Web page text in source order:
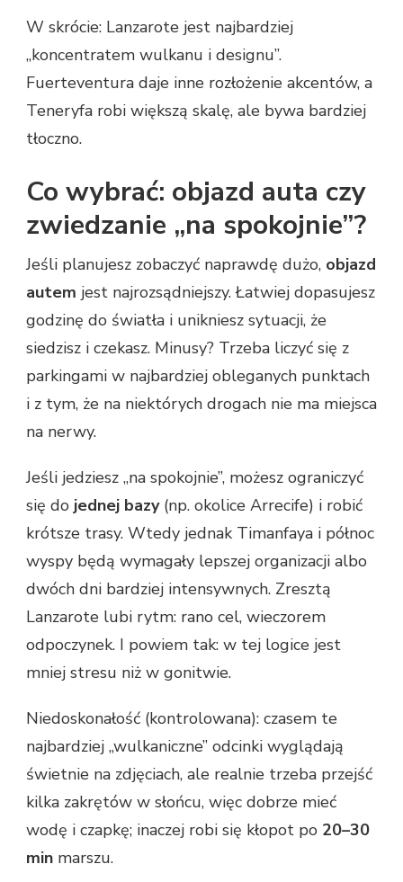
W skrócie: Lanzarote jest najbardziej
„koncentratem wulkanu i designu”.
Fuerteventura daje inne rozłożenie akcentów, a
Teneryfa robi większą skalę, ale bywa bardziej
tłoczno.
Co wybrać: objazd auta czy
zwiedzanie „na spokojnie”?
Jeśli planujesz zobaczyć naprawdę dużo, objazd
autem jest najrozsądniejszy. Łatwiej dopasujesz
godzinę do światła i unikniesz sytuacji, że
siedzisz i czekasz. Minusy? Trzeba liczyć się z
parkingami w najbardziej obleganych punktach
i z tym, że na niektórych drogach nie ma miejsca
na nerwy.
Jeśli jedziesz „na spokojnie”, możesz ograniczyć
się do jednej bazy(np. okolice Arrecife) i robić
krótsze trasy. Wtedy jednak Timanfaya i północ
wyspy będą wymagały lepszej organizacji albo
dwóch dni bardziej intensywnych. Zresztą
Lanzarote lubi rytm: rano cel, wieczorem
odpoczynek. I powiem tak: w tej logice jest
mniej stresu niż w gonitwie.
Niedoskonałość (kontrolowana): czasem te
najbardziej „wulkaniczne” odcinki wyglądają
świetnie na zdjęciach, ale realnie trzeba przejść
kilka zakrętów w słońcu, więc dobrze mieć
wodę i czapkę; inaczej robi się kłopot po 20–30
min marszu.